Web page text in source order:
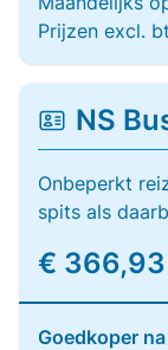
Prijzen excl.
NS
Onbeperkt
spits als
€
Goedkoper